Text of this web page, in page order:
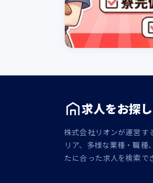
求人をお探
株式会社リオンが運営す
リア、多様な業種・職種
たに合った求人を検索で